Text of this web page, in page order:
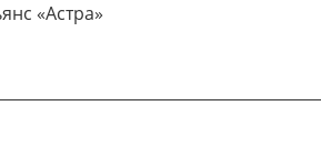
«Астра»